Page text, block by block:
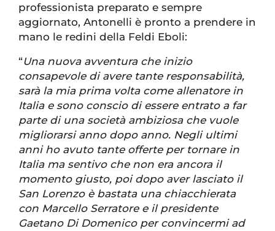
professionista preparato e sempre
aggiornato, Antonelli è pronto a prendere in
mano le redini della Feldi Eboli:
“Una nuova avventura che inizio
consapevole di avere tante responsabilità,
sarà la mia prima volta come allenatore in
Italia e sono conscio di essere entrato a far
parte di una società ambiziosa che vuole
migliorarsi anno dopo anno. Negli ultimi
anni ho avuto tante offerte per tornare in
Italia ma sentivo che non era ancora il
momento giusto, poi dopo aver lasciato il
San Lorenzo è bastata una chiacchierata
con Marcello Serratore e il presidente
Gaetano Di Domenico per convincermi ad